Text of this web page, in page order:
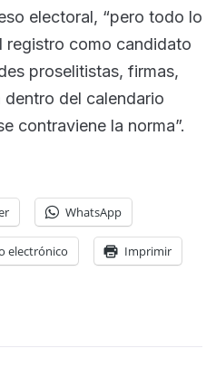
electoral, “pero todo lo
registro como candidato
proselitistas, firmas,
del calendario
contraviene la norma”.
WhatsApp
electrónico Imprimir